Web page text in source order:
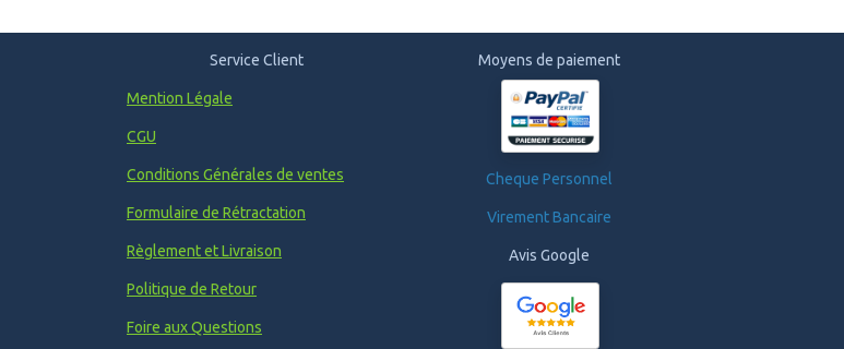
Service Client
Mention Légale
CGU
Conditions Générales de ventes
Formulaire de Rétractation
Règlement et Livraison
Politique de Retour
Foire aux Questions
Moyens de paiement
Cheque Personnel
Virement Bancaire
Avis Google